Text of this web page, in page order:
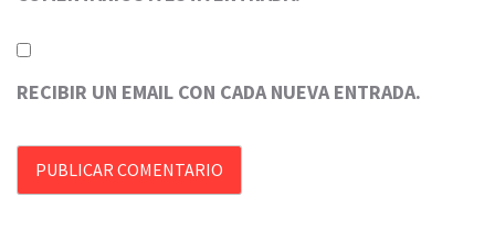
RECIBIR UN EMAIL CON CADA NUEVA ENTRADA.